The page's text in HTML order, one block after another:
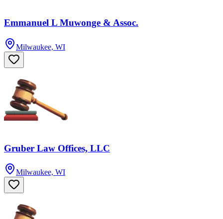
Emmanuel L Muwonge & Assoc.
Milwaukee, WI
Gruber Law Offices, LLC
Milwaukee, WI